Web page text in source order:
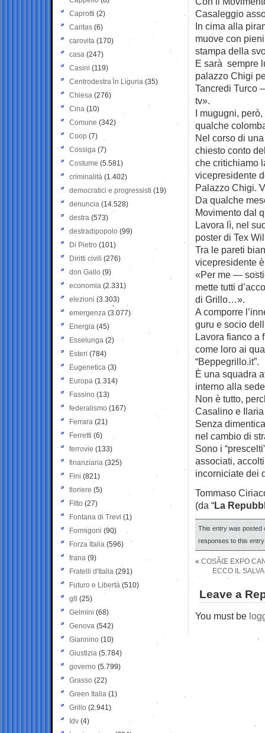
Casaleggio
In cima alla
muove con
stampa della
E sarà sempre
palazzo Chigi
Tancredi Turco
tv».
I mugugni,
qualche
Nel corso di
chiesto conto
che critichiamo
vicepresidente
Palazzo Chigi.
Da qualche
Movimento dal
Lavora lì, nel
poster di Tex
Tra le pareti
vicepresidente
«Per me —
mette tutti
di Grillo…».
A comporre
guru e socio
Lavora fianco a
come loro ai
“Beppegrillo.it”.
È una squadra
interno alla
Non è tutto,
Casalino e
Senza
nel cambio di
Sono i
associati,
incorniciate dei
Tommaso
(da “La
This entry was posted
responses to this
« COSÃŒ EXPO
ECCO IL
Leave a
You must be
Caprotti (2)
Caritas (6)
carovita (170)
casa (247)
Casini (119)
Centrodestra in Liguria (35)
Chiesa (276)
Cina (10)
Comune (342)
Coop (7)
Cossiga (7)
Costume (5.581)
criminalità (1.402)
democratici e progressisti (19)
denuncia (14.528)
destra (573)
destradipopolo (99)
Di Pietro (101)
Diritti civili (276)
don Gallo (9)
economia (2.331)
elezioni (3.303)
emergenza (3.077)
Energia (45)
Esselunga (2)
Esteri (784)
Eugenetica (3)
Europa (1.314)
Fassino (13)
federalismo (167)
Ferrara (21)
Ferretti (6)
ferrovie (133)
finanziaria (325)
Fini (821)
fioriere (5)
Fitto (27)
Fontana di Trevi (1)
Formigoni (90)
Forza Italia (596)
frana (9)
Fratelli d'Italia (291)
Futuro e Libertà (510)
g8 (25)
Gelmini (68)
Genova (542)
Giannino (10)
Giustizia (5.784)
governo (5.799)
Grasso (22)
Green Italia (1)
Grillo (2.941)
Idv (4)